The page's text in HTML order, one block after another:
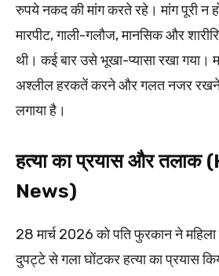
रुपये नकद की मांग करते रहे। मांग पूरी न
मारपीट, गाली-गलौज, मानसिक और
थी। कई बार उसे भूखा-प्यासा रखा गया।
अश्लील हरकतें करने और गलत नजर रखने
लगाया है।
हत्या का प्रयास और तलाक
News)
28 मार्च 2026 को पति फुरकान ने
दुपट्टे से गला घोंटकर हत्या का प्रयास